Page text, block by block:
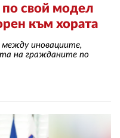
по свой модел
към хората
иновациите,
на гражданите по